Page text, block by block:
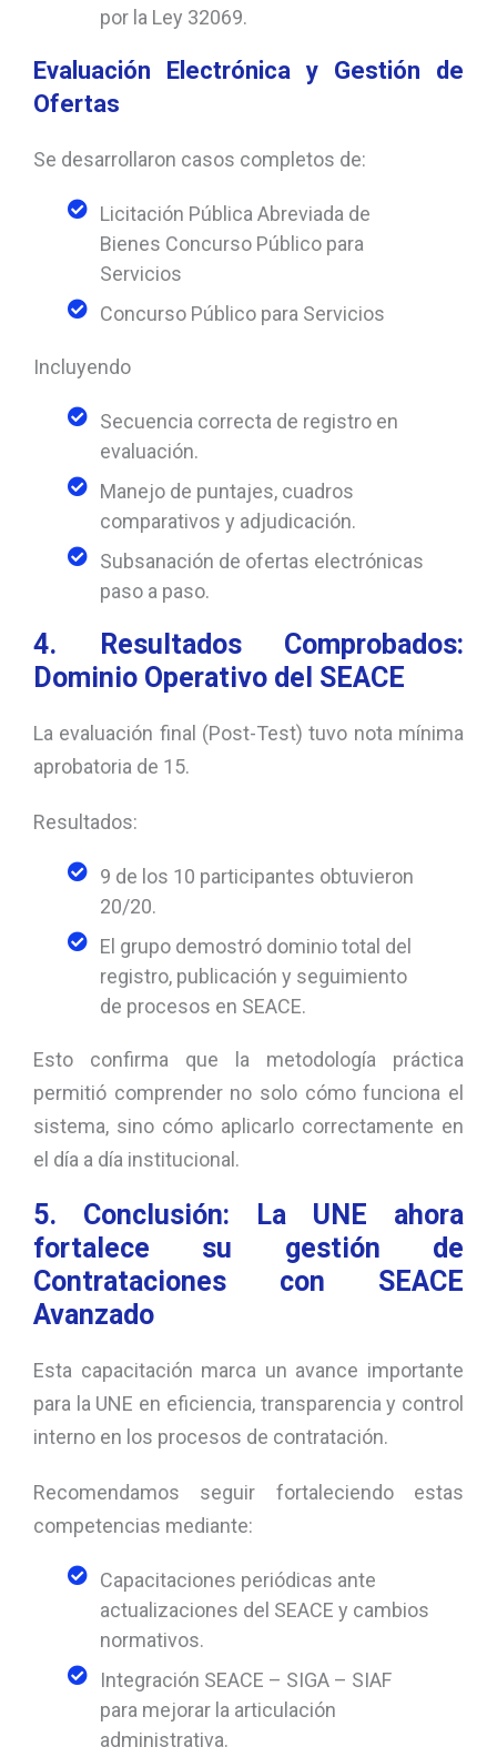
por la Ley 32069.
Evaluación Electrónica y Gestión de
Ofertas
Se desarrollaron casos completos de:
Licitación Pública Abreviada de
Bienes Concurso Público para
Servicios
Concurso Público para Servicios
Incluyendo
Secuencia correcta de registro en
evaluación.
Manejo de puntajes, cuadros
comparativos y adjudicación.
Subsanación de ofertas electrónicas
paso a paso.
4. Resultados Comprobados:
Dominio Operativo del SEACE
La evaluación final (Post-Test) tuvo nota mínima
aprobatoria de 15.
Resultados:
9 de los 10 participantes obtuvieron
20/20.
El grupo demostró dominio total del
registro, publicación y seguimiento
de procesos en SEACE.
Esto confirma que la metodología práctica
permitió comprender no solo cómo funciona el
sistema, sino cómo aplicarlo correctamente en
el día a día institucional.
5. Conclusión: La UNE ahora
fortalece su gestión de
Contrataciones con SEACE
Avanzado
Esta capacitación marca un avance importante
para la UNE en eficiencia, transparencia y control
interno en los procesos de contratación.
Recomendamos seguir fortaleciendo estas
competencias mediante:
Capacitaciones periódicas ante
actualizaciones del SEACE y cambios
normativos.
Integración SEACE – SIGA – SIAF
para mejorar la articulación
administrativa.